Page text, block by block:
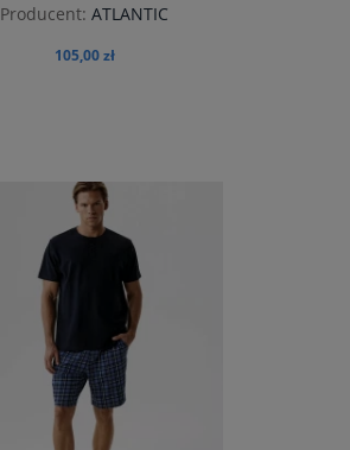
Producent: ATLANTIC
105,00 zł
do koszyka